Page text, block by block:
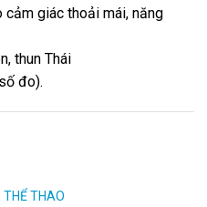
giác thoải mái, năng
thun Thái
đo).
THỂ THAO